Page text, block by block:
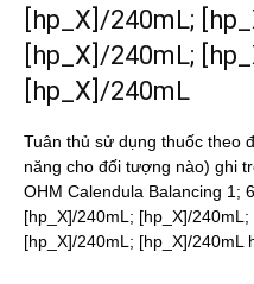
[hp_X]/240mL;
[hp_X]/240mL;
[hp_X]/240mL
Tuân thủ sử dụng thuốc theo
năng cho đối tượng nào) ghi
OHM Calendula Balancing 1;
[hp_X]/240mL; [hp_X]/
[hp_X]/240mL; [hp_X]/240mL